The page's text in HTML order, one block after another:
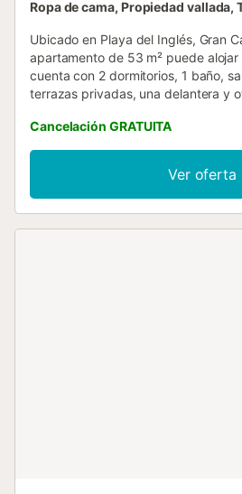
Ropa de cama, Propiedad vallada,
Ubicado en Playa del Inglés, Gran
apartamento de 53 m² puede
cuenta con 2 dormitorios, 1 baño,
terrazas privadas, una delantera y
piscina del complejo. Dispone de
para bebés sin coste adicional,
sistema de auto check-in permite
alojamiento ofrece entrada
aparcamiento gratuito en la vía
Cancelación GRATUITA
Ver oferta